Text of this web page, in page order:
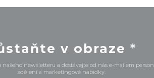
v obraze *
našeho newsletteru a dostávejte od nás e-mailem
sdělení a marketingové nabídky.